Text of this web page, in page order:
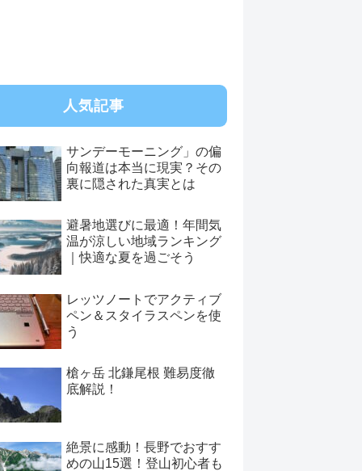
人気記事
サンデーモーニング」の偏
向報道は本当に現実？その
裏に隠された真実とは
避暑地選びに最適！年間気
温が涼しい地域ランキング
｜快適な夏を過ごそう
レッツノートでアクティブ
ペン＆スタイラスペンを使
う
槍ヶ岳 北鎌尾根 難易度徹
底解説！
絶景に感動！長野でおすす
めの山15選！登山初心者も